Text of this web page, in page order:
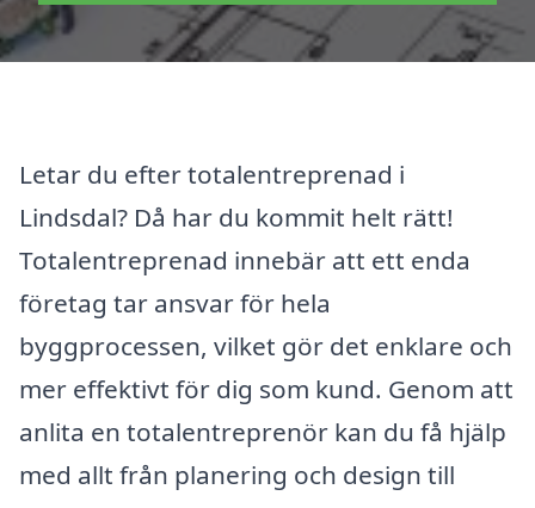
Letar du efter totalentreprenad i
Lindsdal? Då har du kommit helt rätt!
Totalentreprenad innebär att ett enda
företag tar ansvar för hela
byggprocessen, vilket gör det enklare och
mer effektivt för dig som kund. Genom att
anlita en totalentreprenör kan du få hjälp
med allt från planering och design till